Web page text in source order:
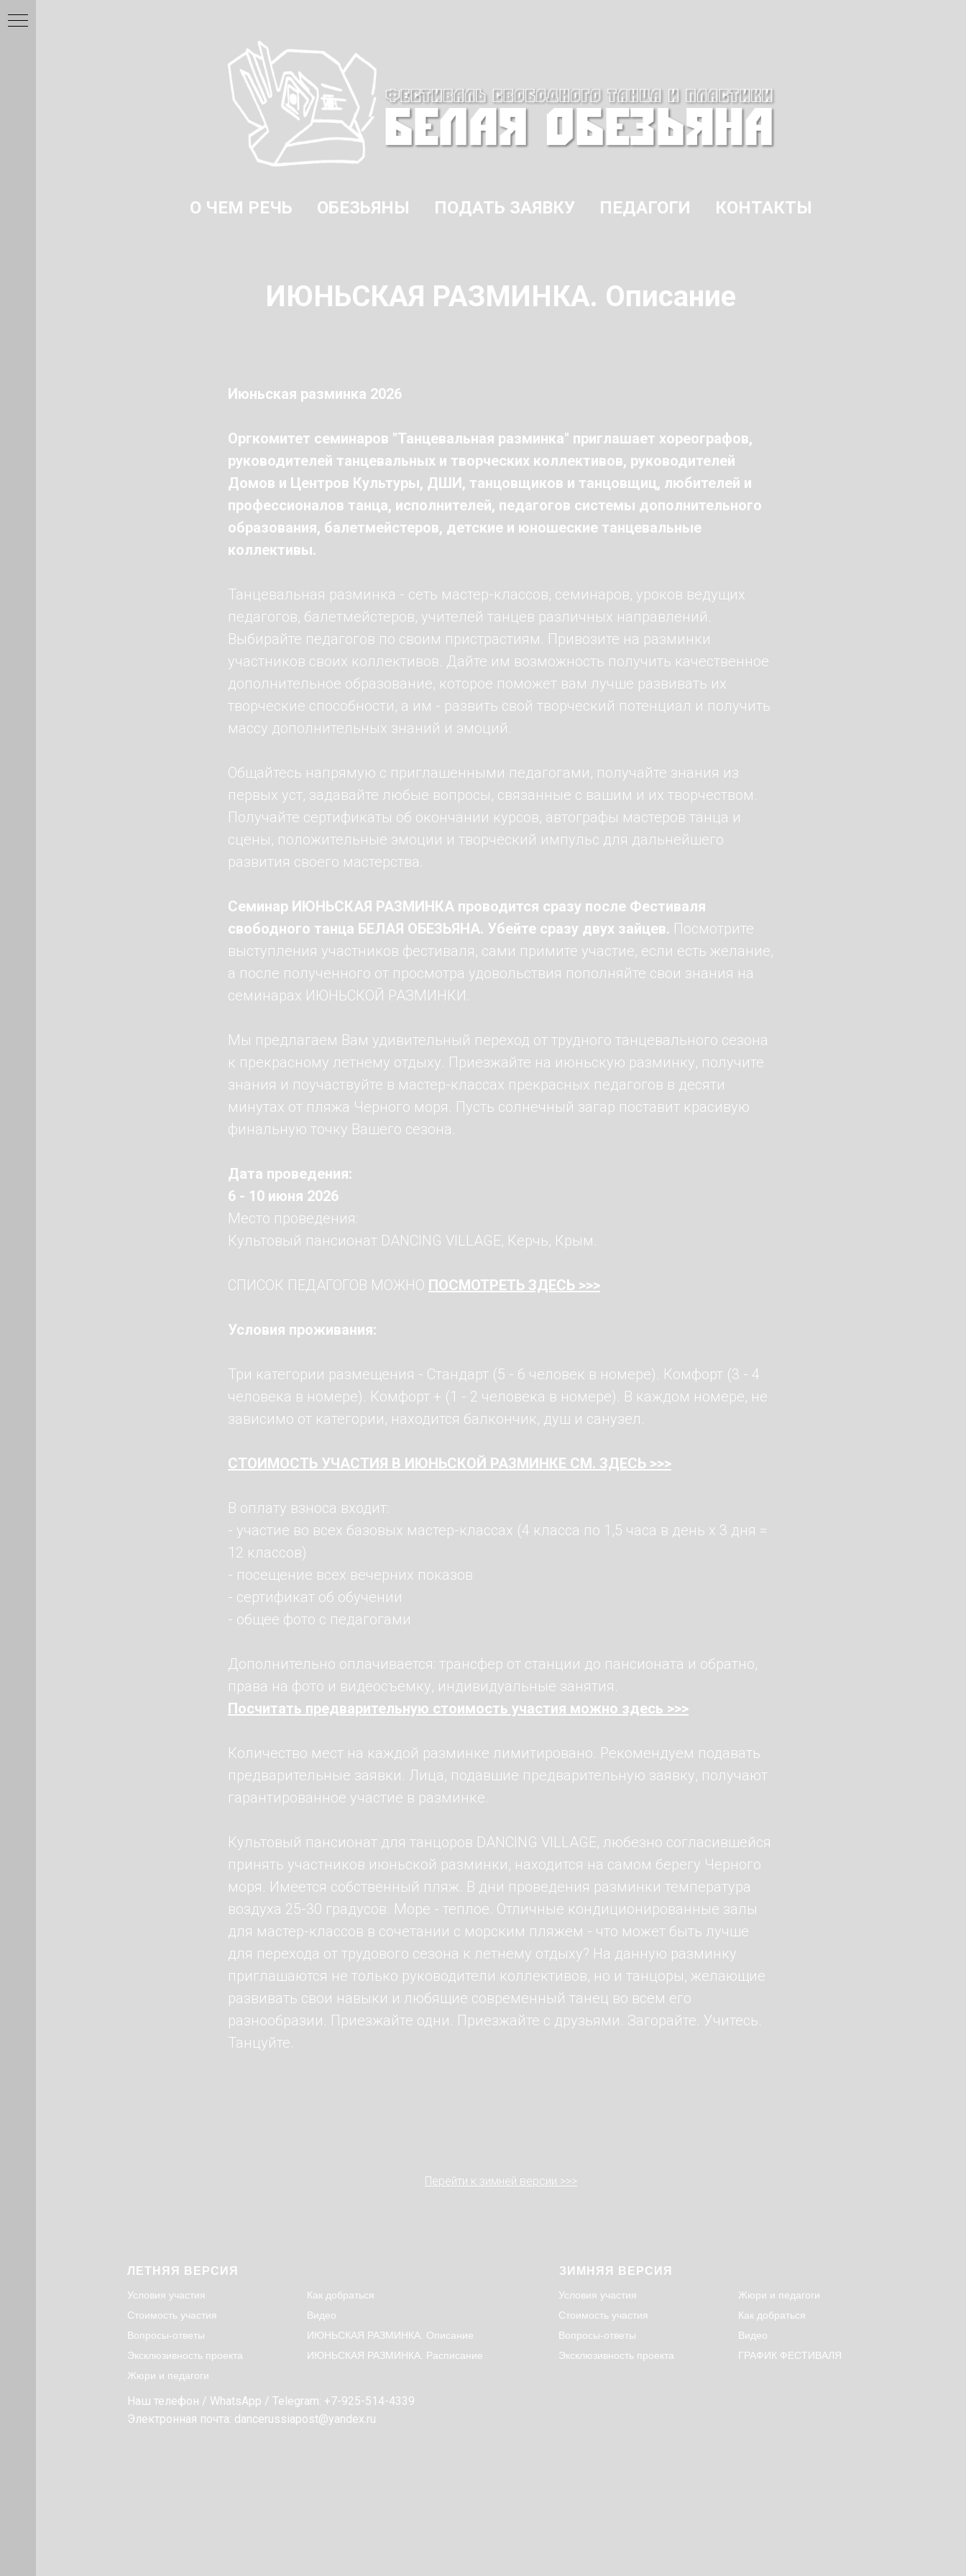
О ЧЕМ РЕЧЬ ОБЕЗЬЯНЫ ПОДАТЬ ЗАЯВКУ ПЕДАГОГИ КОНТАКТЫ
ИЮНЬСКАЯ РАЗМИНКА. Описание
Июньская разминка 2026
Оргкомитет семинаров "Танцевальная разминка" приглашает хореографов,
руководителей танцевальных и творческих коллективов, руководителей
Домов и Центров Культуры, ДШИ, танцовщиков и танцовщиц, любителей и
профессионалов танца, исполнителей, педагогов системы дополнительного
образования, балетмейстеров, детские и юношеские танцевальные
коллективы.
Танцевальная разминка - сеть мастер-классов, семинаров, уроков ведущих
педагогов, балетмейстеров, учителей танцев различных направлений.
Выбирайте педагогов по своим пристрастиям. Привозите на разминки
участников своих коллективов. Дайте им возможность получить качественное
дополнительное образование, которое поможет вам лучше развивать их
творческие способности, а им - развить свой творческий потенциал и получить
массу дополнительных знаний и эмоций.
Общайтесь напрямую с приглашенными педагогами, получайте знания из
первых уст, задавайте любые вопросы, связанные с вашим и их творчеством.
Получайте сертификаты об окончании курсов, автографы мастеров танца и
сцены, положительные эмоции и творческий импульс для дальнейшего
развития своего мастерства.
Семинар ИЮНЬСКАЯ РАЗМИНКА проводится сразу после Фестиваля
свободного танца БЕЛАЯ ОБЕЗЬЯНА. Убейте сразу двух зайцев. Посмотрите
выступления участников фестиваля, сами примите участие, если есть желание,
а после полученного от просмотра удовольствия пополняйте свои знания на
семинарах ИЮНЬСКОЙ РАЗМИНКИ.
Мы предлагаем Вам удивительный переход от трудного танцевального сезона
к прекрасному летнему отдыху. Приезжайте на июньскую разминку, получите
знания и поучаствуйте в мастер-классах прекрасных педагогов в десяти
минутах от пляжа Черного моря. Пусть солнечный загар поставит красивую
финальную точку Вашего сезона.
Дата проведения:
6 - 10 июня 2026
Место проведения:
Культовый пансионат DANCING VILLAGE, Керчь, Крым.
СПИСОК ПЕДАГОГОВ МОЖНО ПОСМОТРЕТЬ ЗДЕСЬ >>>
Условия проживания:
Три категории размещения - Стандарт (5 - 6 человек в номере). Комфорт (3 - 4
человека в номере). Комфорт + (1 - 2 человека в номере). В каждом номере, не
зависимо от категории, находится балкончик, душ и санузел.
СТОИМОСТЬ УЧАСТИЯ В ИЮНЬСКОЙ РАЗМИНКЕ СМ. ЗДЕСЬ >>>
В оплату взноса входит:
- участие во всех базовых мастер-классах (4 класса по 1,5 часа в день х 3 дня =
12 классов)
- посещение всех вечерних показов
- сертификат об обучении
- общее фото с педагогами
Дополнительно оплачивается: трансфер от станции до пансионата и обратно,
права на фото и видеосъемку, индивидуальные занятия.
Посчитать предварительную стоимость участия можно здесь >>>
Количество мест на каждой разминке лимитировано. Рекомендуем подавать
предварительные заявки. Лица, подавшие предварительную заявку, получают
гарантированное участие в разминке.
Культовый пансионат для танцоров DANCING VILLAGE, любезно согласившейся
принять участников июньской разминки, находится на самом берегу Черного
моря. Имеется собственный пляж. В дни проведения разминки температура
воздуха 25-30 градусов. Море - теплое. Отличные кондиционированные залы
для мастер-классов в сочетании с морским пляжем - что может быть лучше
для перехода от трудового сезона к летнему отдыху? На данную разминку
приглашаются не только руководители коллективов, но и танцоры, желающие
развивать свои навыки и любящие современный танец во всем его
разнообразии. Приезжайте одни. Приезжайте с друзьями. Загорайте. Учитесь.
Танцуйте.
Перейти к зимней версии >>>
ЛЕТНЯЯ ВЕРСИЯ
Условия участия
Стоимость участия
Вопросы-ответы
Эксклюзивность проекта
Жюри и педагоги
ЗИМНЯЯ ВЕРСИЯ
Как добраться
Видео
ИЮНЬСКАЯ РАЗМИНКА. Описание
ИЮНЬСКАЯ РАЗМИНКА. Расписание
Условия участия
Стоимость участия
Вопросы-ответы
Эксклюзивность проекта
Жюри и педагоги
Как добраться
Видео
ГРАФИК ФЕСТИВАЛЯ
Наш телефон / WhatsApp / Telegram: +7-925-514-4339
Электронная почта: dancerussiapost@yandex.ru